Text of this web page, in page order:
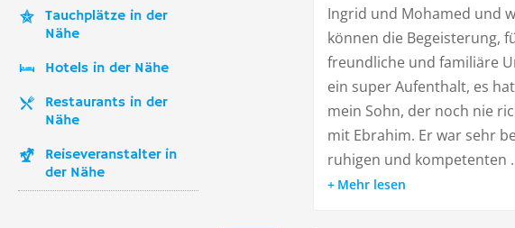
Tauchplätze in der
Nähe
Hotels in der Nähe
Restaurants in der
Nähe
Reiseveranstalter in
der Nähe
Ingrid und Mohamed und
können die Begeisterung,
freundliche und familiäre
ein super Aufenthalt, es
mein Sohn, der noch nie
mit Ebrahim. Er war sehr
ruhigen und kompetenten
Mehr lesen